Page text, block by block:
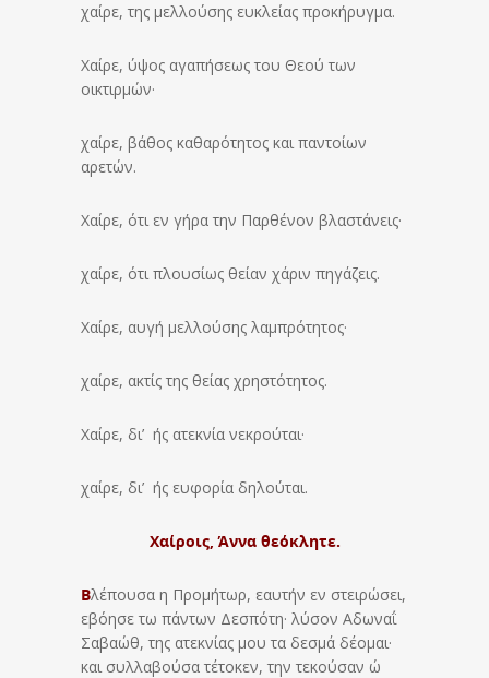
χαίρε, της μελλούσης ευκλείας προκήρυγμα.
Χαίρε, ύψος αγαπήσεως του Θεού των
οικτιρμών·
χαίρε, βάθος καθαρότητος και παντοίων
αρετών.
Χαίρε, ότι εν γήρα την Παρθένον βλαστάνεις·
χαίρε, ότι πλουσίως θείαν χάριν πηγάζεις.
Χαίρε, αυγή μελλούσης λαμπρότητος·
χαίρε, ακτίς της θείας χρηστότητος.
Χαίρε, δι’ ής ατεκνία νεκρούται·
χαίρε, δι’ ής ευφορία δηλούται.
Χαίροις, Άννα θεόκλητε.
Βλέπουσα η Προμήτωρ, εαυτήν εν στειρώσει,
εβόησε τω πάντων Δεσπότη· λύσον Αδωναΐ
Σαβαώθ, της ατεκνίας μου τα δεσμά δέομαι·
και συλλαβούσα τέτοκεν, την τεκούσαν ώ